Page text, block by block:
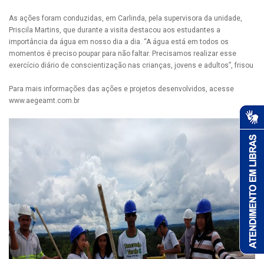
As ações foram conduzidas, em Carlinda, pela supervisora da unidade,
Priscila Martins, que durante a visita destacou aos estudantes a
importância da água em nosso dia a dia. “A água está em todos os
momentos é preciso poupar para não faltar. Precisamos realizar esse
exercício diário de conscientização nas crianças, jovens e adultos”, frisou
Para mais informações das ações e projetos desenvolvidos, acesse
www.aegeamt.com.br